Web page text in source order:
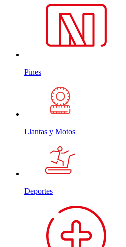
Pines
Llantas y Motos
Deportes